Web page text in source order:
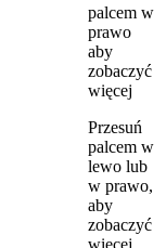
Przesuń
palcem w
lewo lub
w prawo,
aby
zobaczyć
więcej